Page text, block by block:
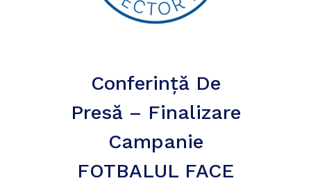
Conferință De
Presă – Finalizare
Campanie
FOTBALUL FACE